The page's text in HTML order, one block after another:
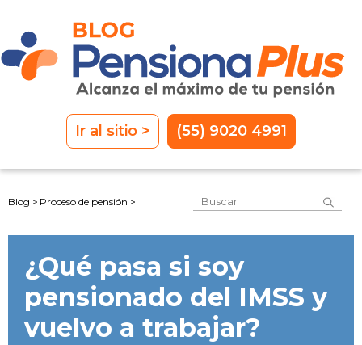
Ir al sitio > (55) 9020 4991
Blog > Proceso de pensión > Este es un campo
¿Qué pasa si soy
pensionado del IMSS y
vuelvo a trabajar?